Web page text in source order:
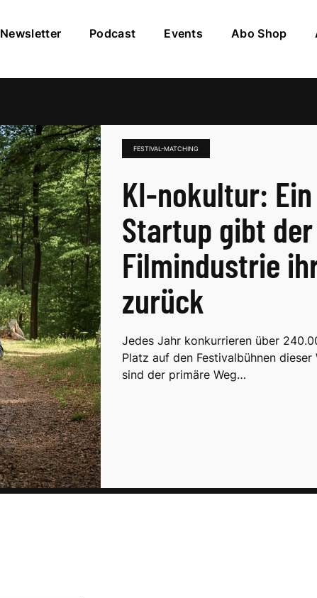
Newsletter Podcast Events Abo Shop
FESTIVAL-MATCHING
KI-nokultur:
Startup gibt der
Filmindustrie
zurück
Jedes Jahr konkurrieren über
Platz auf den Festivalbühnen dieser
sind der primäre Weg…